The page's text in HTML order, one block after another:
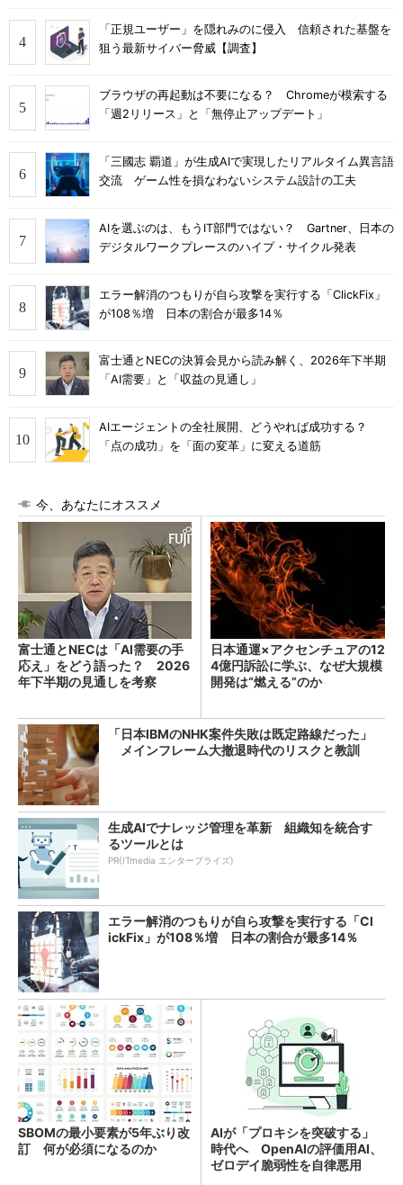
「正規ユーザー」を隠れみのに侵入 信頼された基盤を
狙う最新サイバー脅威【調査】
ブラウザの再起動は不要になる？ Chromeが模索する
「週2リリース」と「無停止アップデート」
「三國志 覇道」が生成AIで実現したリアルタイム異言語
交流 ゲーム性を損なわないシステム設計の工夫
AIを選ぶのは、もうIT部門ではない？ Gartner、日本の
デジタルワークプレースのハイプ・サイクル発表
エラー解消のつもりが自ら攻撃を実行する「ClickFix」
が108％増 日本の割合が最多14％
富士通とNECの決算会見から読み解く、2026年下半期
「AI需要」と「収益の見通し」
AIエージェントの全社展開、どうやれば成功する？
「点の成功」を「面の変革」に変える道筋
今、あなたにオススメ
富士通とNECは「AI需要の手
応え」をどう語った？ 2026
年下半期の見通しを考察
日本通運×アクセンチュアの12
4億円訴訟に学ぶ、なぜ大規模
開発は“燃える”のか
「日本IBMのNHK案件失敗は既定路線だった」
メインフレーム大撤退時代のリスクと教訓
生成AIでナレッジ管理を革新 組織知を統合す
るツールとは
PR(ITmedia エンタープライズ)
エラー解消のつもりが自ら攻撃を実行する「Cl
ickFix」が108％増 日本の割合が最多14％
SBOMの最小要素が5年ぶり改
訂 何が必須になるのか
AIが「プロキシを突破する」
時代へ OpenAIの評価用AI、
ゼロデイ脆弱性を自律悪用